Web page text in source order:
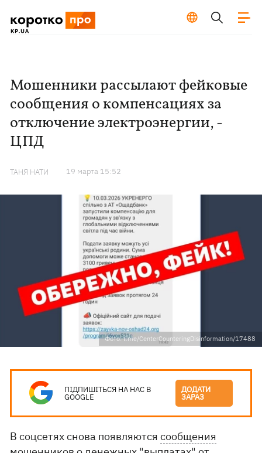
Мошенники рассылают фейковые
сообщения о компенсациях за
отключение электроэнергии, -
ЦПД
ТАНЯ НАТИ 19 марта 15:52
Фото: t.me/CenterCounteringDisinformation/17488
ПІДПИШІТЬСЯ НА НАС В
GOOGLE
ДОДАТИ
ЗАРАЗ
В соцсетях снова появляютсясообщения